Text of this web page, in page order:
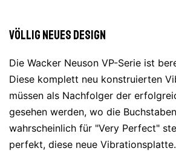
Völlig neues Design
Die Wacker Neuson VP-Serie ist
Diese komplett neu konstruierten
müssen als Nachfolger der
gesehen werden, wo die
wahrscheinlich für "Very Perfect"
perfekt, diese neue Vibrationsplatte.